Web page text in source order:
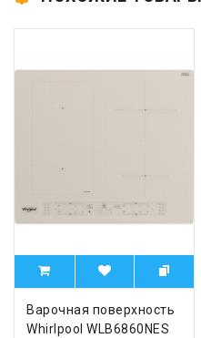
Варочная поверхность
Whirlpool WLB6860NES